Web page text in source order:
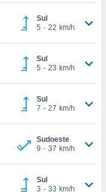
Sul
5 - 22 km/h
Sul
5 - 23 km/h
Sul
7 - 27 km/h
Sudoeste
9 - 37 km/h
Sul
3 - 33 km/h